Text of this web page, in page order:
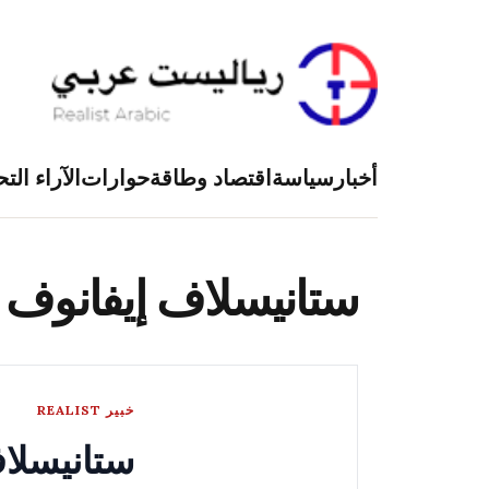
أخبار سياسةاقتصاد وطاقةحواراتالآراء
ستانيسلاف إيفانوف
خبير REALIST